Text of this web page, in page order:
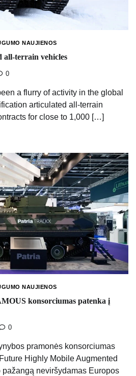
NAUJIENOS
terrain vehicles
0
a flurry of activity in the global
articulated all-terrain
for close to 1,000 […]
NAUJIENOS
konsorciumas patenka į
0
pramonės konsorciumas
Highly Mobile Augmented
neviršydamas Europos